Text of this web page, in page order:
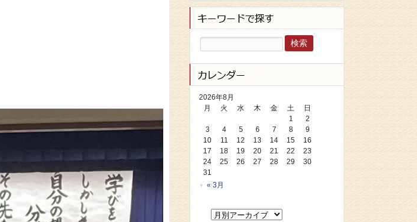
検
索:
2026年8月
月
火 水 木 金 土
日
1
2
3
4 5 6 7 8
9
10
11 12 13 14 15
16
17
18 19 20 21 22
23
24
25 26 27 28 29
30
31
« 3月